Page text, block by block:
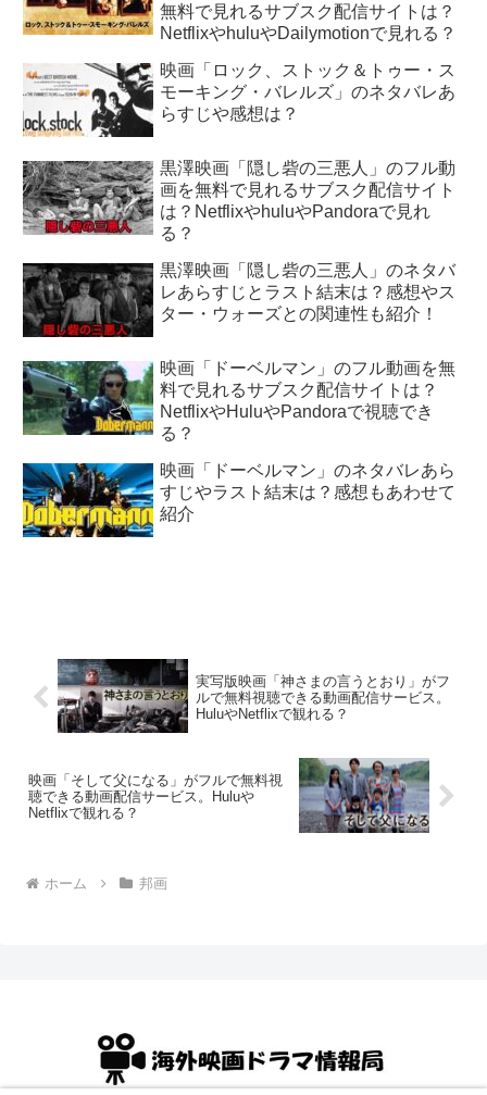
無料で見れるサブスク配信サイトは？
NetflixやhuluやDailymotionで見れる？
映画「ロック、ストック＆トゥー・ス
モーキング・バレルズ」のネタバレあ
らすじや感想は？
黒澤映画「隠し砦の三悪人」のフル動
画を無料で見れるサブスク配信サイト
は？NetflixやhuluやPandoraで見れ
る？
黒澤映画「隠し砦の三悪人」のネタバ
レあらすじとラスト結末は？感想やス
ター・ウォーズとの関連性も紹介！
映画「ドーベルマン」のフル動画を無
料で見れるサブスク配信サイトは？
NetflixやHuluやPandoraで視聴でき
る？
映画「ドーベルマン」のネタバレあら
すじやラスト結末は？感想もあわせて
紹介
実写版映画「神さまの言うとおり」がフ
ルで無料視聴できる動画配信サービス。
HuluやNetflixで観れる？
映画「そして父になる」がフルで無料視
聴できる動画配信サービス。Huluや
Netflixで観れる？
ホーム 邦画